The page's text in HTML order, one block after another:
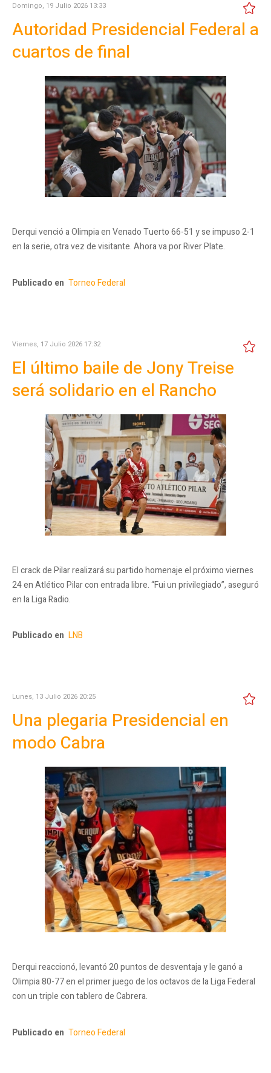
Domingo, 19 Julio 2026 13:33
Autoridad Presidencial Federal a
cuartos de final
Derqui venció a Olimpia en Venado Tuerto 66-51 y se impuso 2-1
en la serie, otra vez de visitante. Ahora va por River Plate.
Publicado en Torneo Federal
Viernes, 17 Julio 2026 17:32
El último baile de Jony Treise
será solidario en el Rancho
El crack de Pilar realizará su partido homenaje el próximo viernes
24 en Atlético Pilar con entrada libre. “Fui un privilegiado”, aseguró
en la Liga Radio.
Publicado en LNB
Lunes, 13 Julio 2026 20:25
Una plegaria Presidencial en
modo Cabra
Derqui reaccionó, levantó 20 puntos de desventaja y le ganó a
Olimpia 80-77 en el primer juego de los octavos de la Liga Federal
con un triple con tablero de Cabrera.
Publicado en Torneo Federal